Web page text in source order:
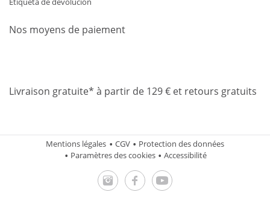
Nos moyens de paiement
Livraison gratuite* à partir de 129 € et retours gratuits
Mentions légales CGV
Protection des données
Paramètres des cookies
Accessibilité